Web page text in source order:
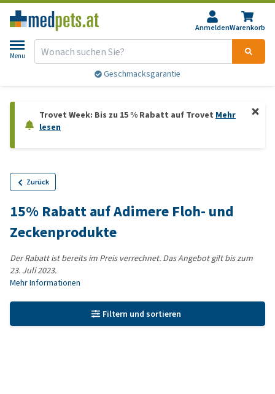
AnmeldenWarenkorb
Menu
Geschmacksgarantie
Trovet Week: Bis zu 15 % Rabatt auf Trovet Mehr
lesen
Zurück
15% Rabatt auf Adimere Floh- und
Zeckenprodukte
Der Rabatt ist bereits im Preis verrechnet. Das Angebot gilt bis zum
23. Juli 2023.
Mehr Informationen
Filtern und sortieren